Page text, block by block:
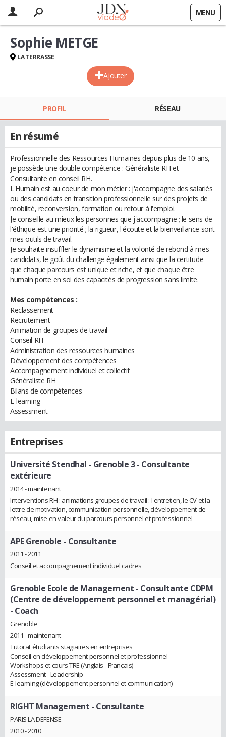
MENU
Ajouter
Sophie METGE
LA TERRASSE
PROFIL RÉSEAU
En résumé
Professionnelle des Ressources Humaines depuis plus de 10 ans,
je possède une double compétence : Généraliste RH et
Consultante en conseil RH.
L'Humain est au coeur de mon métier : j'accompagne des salariés
ou des candidats en transition professionnelle sur des projets de
mobilité, reconversion, formation ou retour à l'emploi.
Je conseille au mieux les personnes que j'accompagne ; le sens de
l'éthique est une priorité ; la rigueur, l'écoute et la bienveillance sont
mes outils de travail.
Je souhaite insuffler le dynamisme et la volonté de rebond à mes
candidats, le goût du challenge également ainsi que la certitude
que chaque parcours est unique et riche, et que chaque être
humain porte en soi des capacités de progression sans limite.
Mes compétences :
Reclassement
Recrutement
Animation de groupes de travail
Conseil RH
Administration des ressources humaines
Développement des compétences
Accompagnement individuel et collectif
Généraliste RH
Bilans de compétences
E-learning
Assessment
Entreprises
Université Stendhal - Grenoble 3- Consultante
extérieure
2014 - maintenant
Interventions RH : animations groupes de travail : l'entretien, le CV et la
lettre de motivation, communication personnelle, développement de
réseau, mise en valeur du parcours personnel et professionnel
APE Grenoble - Consultante
2011 - 2011
Conseil et accompagnement individuel cadres
Grenoble Ecole de Management - Consultante CDPM
(Centre de développement personnel et managérial)
- Coach
Grenoble
2011 - maintenant
Tutorat étudiants stagiaires en entreprises
Conseil en développement personnel et professionnel
Workshops et cours TRE (Anglais - Français)
Assessment - Leadership
E-learning (développement personnel et communication)
RIGHT Management - Consultante
PARIS LA DEFENSE
2010 - 2010